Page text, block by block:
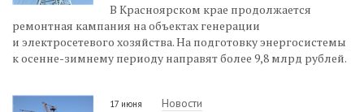
В Красноярском крае продолжается
ремонтная кампания на объектах генерации
и электросетевого хозяйства. На подготовку энергосистемы
к осенне-зимнему периоду направят более 9,8 млрд рублей.
17 июня Новости